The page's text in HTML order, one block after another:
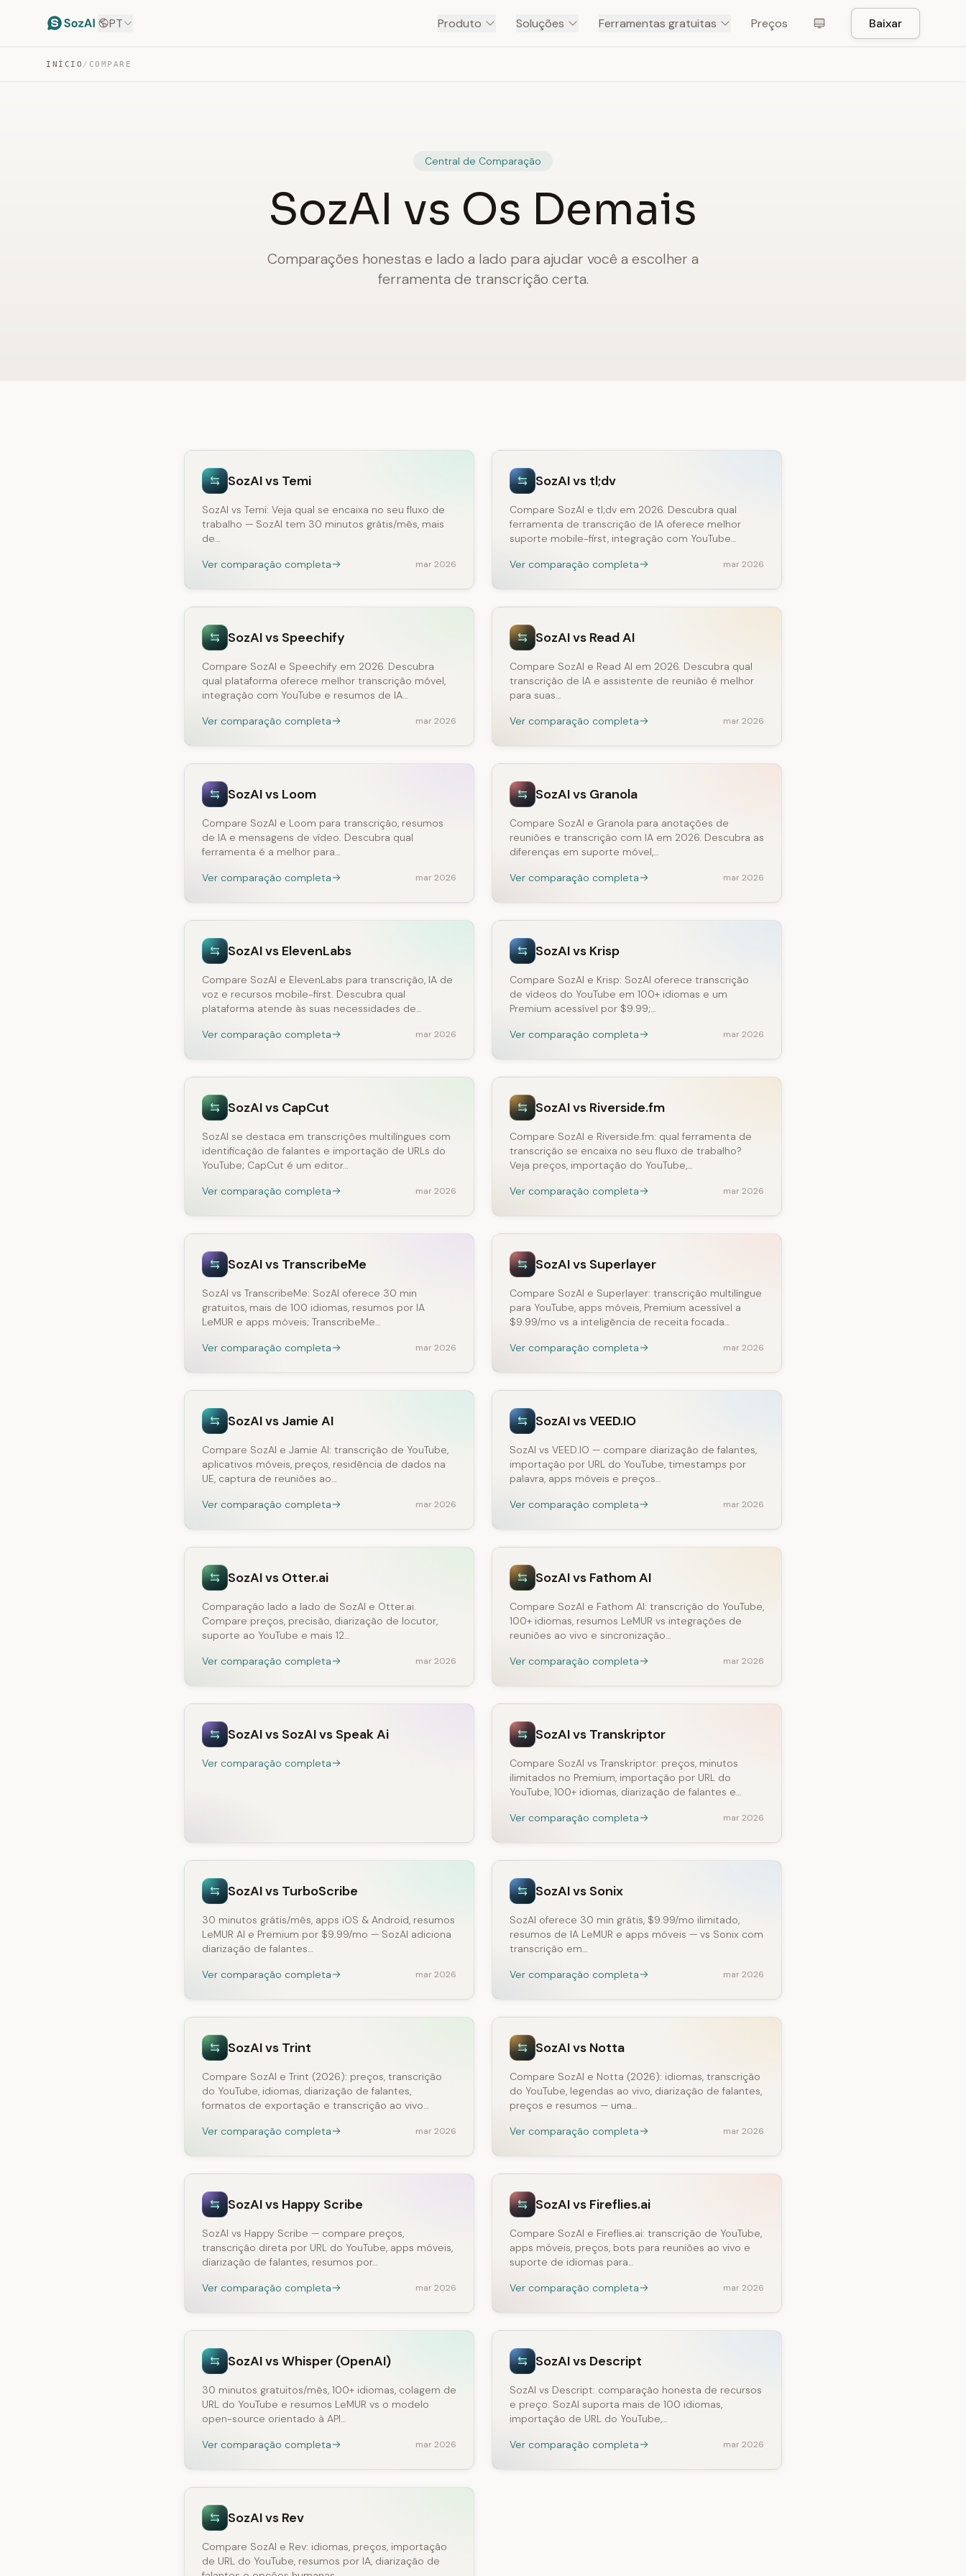
PT Produto Soluções Ferramentas gratuitas Preços Baixar
INÍCIO / COMPARE
Central de Comparação
SozAI vs Os Demais
Comparações honestas e lado a lado para ajudar você a escolher a
ferramenta de transcrição certa.
SozAI vs Temi
SozAI vs Temi: Veja qual se encaixa no seu fluxo de
trabalho — SozAI tem 30 minutos grátis/mês, mais
de…
Ver comparação completa
mar 2026
SozAI vs tl;dv
Compare SozAI e tl;dv em 2026. Descubra qual
ferramenta de transcrição de IA oferece melhor
suporte mobile-first, integração com YouTube…
Ver comparação completa
mar 2026
SozAI vs Speechify
Compare SozAI e Speechify em 2026. Descubra
qual plataforma oferece melhor transcrição móvel,
integração com YouTube e resumos de IA…
Ver comparação completa
mar 2026
SozAI vs Read AI
Compare SozAI e Read AI em 2026. Descubra qual
transcrição de IA e assistente de reunião é melhor
para suas…
Ver comparação completa
mar 2026
SozAI vs Loom
Compare SozAI e Loom para transcrição, resumos
de IA e mensagens de vídeo. Descubra qual
ferramenta é a melhor para…
Ver comparação completa
mar 2026
SozAI vs Granola
Compare SozAI e Granola para anotações de
reuniões e transcrição com IA em 2026. Descubra as
diferenças em suporte móvel,…
Ver comparação completa
mar 2026
SozAI vs ElevenLabs
Compare SozAI e ElevenLabs para transcrição, IA de
voz e recursos mobile-first. Descubra qual
plataforma atende às suas necessidades de…
Ver comparação completa
mar 2026
SozAI vs Krisp
Compare SozAI e Krisp: SozAI oferece transcrição
de vídeos do YouTube em 100+ idiomas e um
Premium acessível por $9.99;…
Ver comparação completa
mar 2026
SozAI vs CapCut
SozAI se destaca em transcrições multilíngues com
identificação de falantes e importação de URLs do
YouTube; CapCut é um editor…
Ver comparação completa
mar 2026
SozAI vs Riverside.fm
Compare SozAI e Riverside.fm: qual ferramenta de
transcrição se encaixa no seu fluxo de trabalho?
Veja preços, importação do YouTube,…
Ver comparação completa
mar 2026
SozAI vs TranscribeMe
SozAI vs TranscribeMe: SozAI oferece 30 min
gratuitos, mais de 100 idiomas, resumos por IA
LeMUR e apps móveis; TranscribeMe…
Ver comparação completa
mar 2026
SozAI vs Superlayer
Compare SozAI e Superlayer: transcrição multilíngue
para YouTube, apps móveis, Premium acessível a
$9.99/mo vs a inteligência de receita focada…
Ver comparação completa
mar 2026
SozAI vs Jamie AI
Compare SozAI e Jamie AI: transcrição de YouTube,
aplicativos móveis, preços, residência de dados na
UE, captura de reuniões ao…
Ver comparação completa
mar 2026
SozAI vs VEED.IO
SozAI vs VEED.IO — compare diarização de falantes,
importação por URL do YouTube, timestamps por
palavra, apps móveis e preços…
Ver comparação completa
mar 2026
SozAI vs Otter.ai
Comparação lado a lado de SozAI e Otter.ai.
Compare preços, precisão, diarização de locutor,
suporte ao YouTube e mais 12…
Ver comparação completa
mar 2026
SozAI vs Fathom AI
Compare SozAI e Fathom AI: transcrição do YouTube,
100+ idiomas, resumos LeMUR vs integrações de
reuniões ao vivo e sincronização…
Ver comparação completa
mar 2026
SozAI vs SozAI vs Speak Ai
Ver comparação completa
SozAI vs Transkriptor
Compare SozAI vs Transkriptor: preços, minutos
ilimitados no Premium, importação por URL do
YouTube, 100+ idiomas, diarização de falantes e…
Ver comparação completa
mar 2026
SozAI vs TurboScribe
30 minutos grátis/mês, apps iOS & Android, resumos
LeMUR AI e Premium por $9.99/mo — SozAI adiciona
diarização de falantes…
Ver comparação completa
mar 2026
SozAI vs Sonix
SozAI oferece 30 min grátis, $9.99/mo ilimitado,
resumos de IA LeMUR e apps móveis — vs Sonix com
transcrição em…
Ver comparação completa
mar 2026
SozAI vs Trint
Compare SozAI e Trint (2026): preços, transcrição
do YouTube, idiomas, diarização de falantes,
formatos de exportação e transcrição ao vivo…
Ver comparação completa
mar 2026
SozAI vs Notta
Compare SozAI e Notta (2026): idiomas, transcrição
do YouTube, legendas ao vivo, diarização de falantes,
preços e resumos — uma…
Ver comparação completa
mar 2026
SozAI vs Happy Scribe
SozAI vs Happy Scribe — compare preços,
transcrição direta por URL do YouTube, apps móveis,
diarização de falantes, resumos por…
Ver comparação completa
mar 2026
SozAI vs Fireflies.ai
Compare SozAI e Fireflies.ai: transcrição de YouTube,
apps móveis, preços, bots para reuniões ao vivo e
suporte de idiomas para…
Ver comparação completa
mar 2026
SozAI vs Whisper (OpenAI)
30 minutos gratuitos/mês, 100+ idiomas, colagem de
URL do YouTube e resumos LeMUR vs o modelo
open-source orientado à API…
Ver comparação completa
mar 2026
SozAI vs Descript
SozAI vs Descript: comparação honesta de recursos
e preço. SozAI suporta mais de 100 idiomas,
importação de URL do YouTube,…
Ver comparação completa
mar 2026
SozAI vs Rev
Compare SozAI e Rev: idiomas, preços, importação
de URL do YouTube, resumos por IA, diarização de